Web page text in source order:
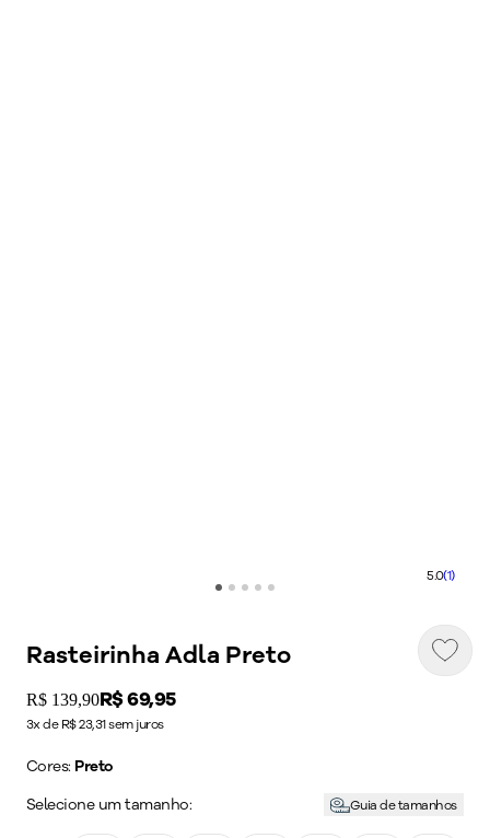
5.0(1)
Rasteirinha Adla Preto
Original price:
R$ 139,90Price:
R$ 69,95
3x de R$ 23,31 sem juros
Cores: Preto
Selecione um tamanho:
Guia de tamanhos